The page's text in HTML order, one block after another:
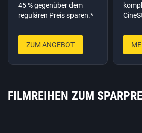
45 % gegenüber dem
regulären Preis sparen.*
ZUM ANGEBOT
FILMREIHEN ZUM